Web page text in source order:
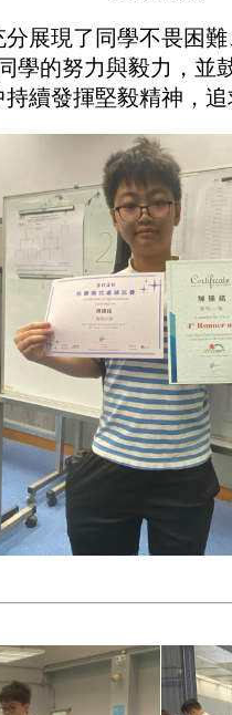
分展現了同學不畏困
學的努力與毅力，並
續發揮堅毅精神，